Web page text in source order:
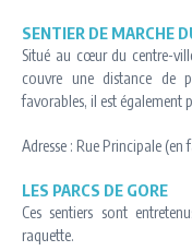
SENTIER DE MARCHE
Situé au cœur du centre-
couvre une distance de
favorables, il est également
Adresse : Rue Principale (en
LES PARCS DE GORE
Ces sentiers sont
raquette.